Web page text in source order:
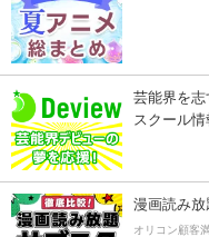
芸能界を志
スクール
漫画読み放
オリコン顧客